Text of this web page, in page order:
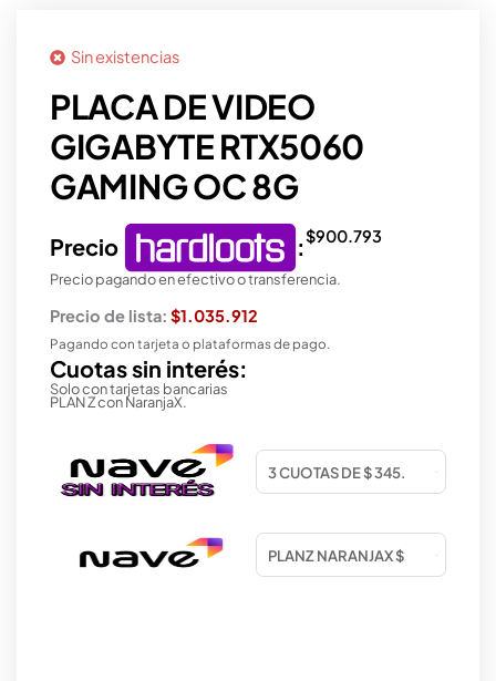
Sin existencias
PLACA DE VIDEO
GIGABYTE RTX5060
GAMING OC 8G
Precio :$900.793
Precio pagando en efectivo o transferencia.
Precio de lista: $1.035.912
Pagando con tarjeta o plataformas de pago.
Cuotas sin interés:
Solo con tarjetas bancarias
PLAN Z con NaranjaX.